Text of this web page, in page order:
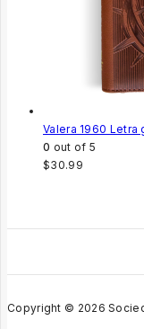
Valera 1960
0 out of 5
$30.99
Copyright © 2026